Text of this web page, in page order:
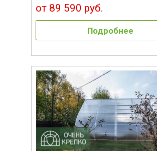
от 89 590 руб.
Подробнее